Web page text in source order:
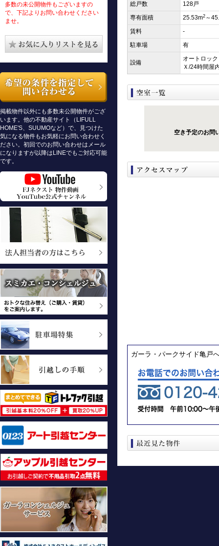
多数の未公開物件もございますの
で、下記よりお問い合わせください
ませ。
掲載物件以外にも多数未公開物件がござ
います。他の不動産サイト（LIFULL
HOME'S、SUUMOなど）で、見つけた
気になる物件もお気軽にお問い合わせく
ださい。初回でのお問い合わせはメール
になりますが以降はLINEでもご対応可能
です。
総戸数
128戸
専有面積
25.53m2 ～
賃料
-
駐車場
有
設備
オートロッ
Ｘ/24時間屋
空き予定のお問
ガーラ・パークサイド亀戸